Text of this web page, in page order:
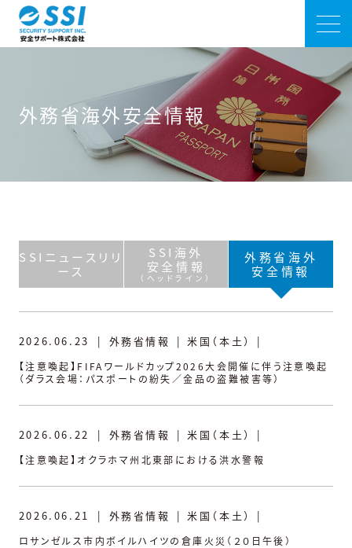
外務省海外安全情報
SSIニュースリリ
ース
SSI海外
安全情報
（ヘッドライン）
外務省海外
安全情報
2026.06.23 | 外務省情報 | 米国（本土） |
【注意喚起】FIFAワールドカップ2026大会開催に伴う注意喚起
（ダラス会場：パスポートの紛失／金品の盗難被害等）
2026.06.22 | 外務省情報 | 米国（本土） |
【注意喚起】オクラホマ州北東部における洪水警報
2026.06.21 | 外務省情報 | 米国（本土） |
ロサンゼルス市内ボイルハイツの倉庫火災（２０日午後）